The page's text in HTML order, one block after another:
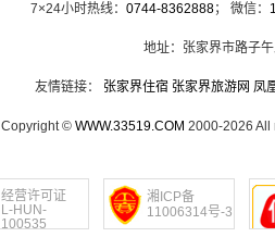
7×24小时热线： 0744-8362888； 微信：
地址：张家界市路子
友情链接： 张家界住宿 张家界旅游网 凤
Copyright © WWW.33519.COM 2000-2026 All
经营许可证
L-HUN-
100535
湘ICP备
11006314号-3